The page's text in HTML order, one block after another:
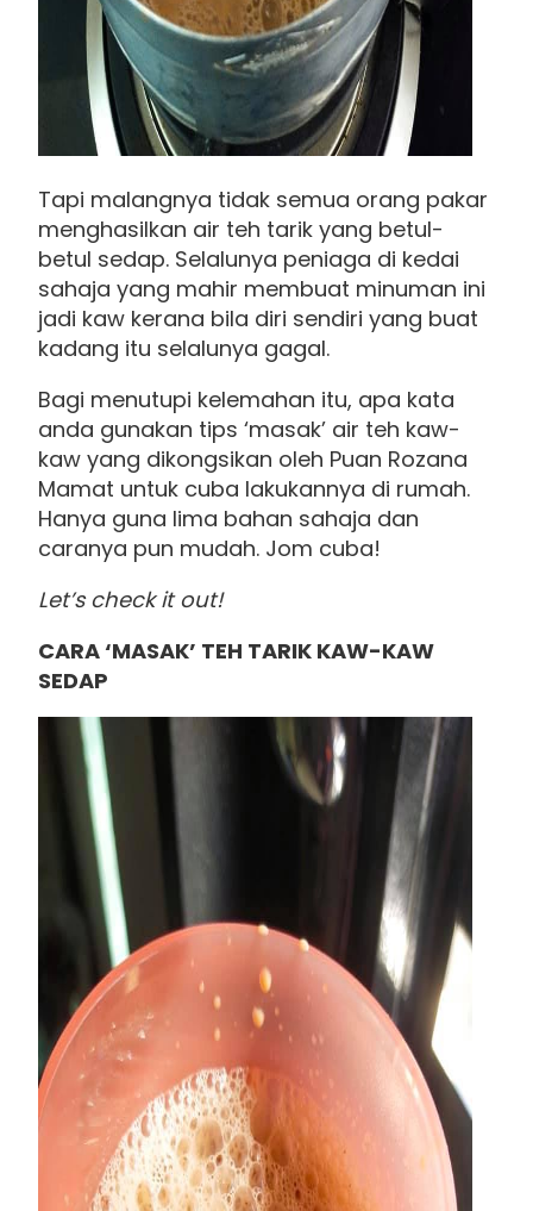
Tapi malangnya tidak semua orang pakar
menghasilkan air teh tarik yang betul-
betul sedap. Selalunya peniaga di kedai
sahaja yang mahir membuat minuman ini
jadi kaw kerana bila diri sendiri yang buat
kadang itu selalunya gagal.
Bagi menutupi kelemahan itu, apa kata
anda gunakan tips ‘masak’ air teh kaw-
kaw yang dikongsikan oleh Puan Rozana
Mamat untuk cuba lakukannya di rumah.
Hanya guna lima bahan sahaja dan
caranya pun mudah. Jom cuba!
Let’s check it out!
CARA ‘MASAK’ TEH TARIK KAW-KAW
SEDAP